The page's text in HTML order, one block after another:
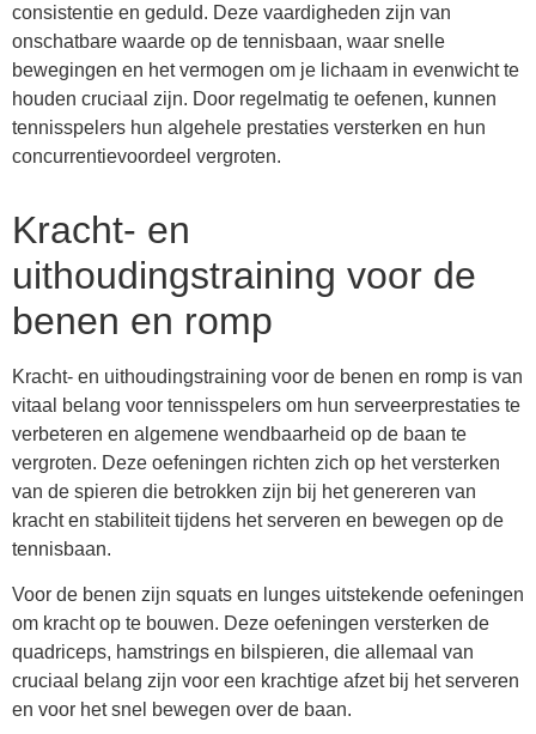
consistentie en geduld. Deze vaardigheden zijn van
onschatbare waarde op de tennisbaan, waar snelle
bewegingen en het vermogen om je lichaam in evenwicht te
houden cruciaal zijn. Door regelmatig te oefenen, kunnen
tennisspelers hun algehele prestaties versterken en hun
concurrentievoordeel vergroten.
Kracht- en
uithoudingstraining voor de
benen en romp
Kracht- en uithoudingstraining voor de benen en romp is van
vitaal belang voor tennisspelers om hun serveerprestaties te
verbeteren en algemene wendbaarheid op de baan te
vergroten. Deze oefeningen richten zich op het versterken
van de spieren die betrokken zijn bij het genereren van
kracht en stabiliteit tijdens het serveren en bewegen op de
tennisbaan.
Voor de benen zijn squats en lunges uitstekende oefeningen
om kracht op te bouwen. Deze oefeningen versterken de
quadriceps, hamstrings en bilspieren, die allemaal van
cruciaal belang zijn voor een krachtige afzet bij het serveren
en voor het snel bewegen over de baan.